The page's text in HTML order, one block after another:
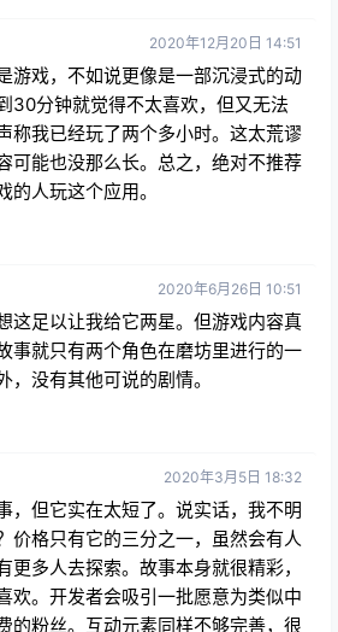
2020年12月20日 14:51
游戏，不如说更像是一部沉浸式的动
30分钟就觉得不太喜欢，但又无法
称我已经玩了两个多小时。这太荒谬
可能也没那么长。总之，绝对不推荐
的人玩这个应用。
2020年6月26日 10:51
这足以让我给它两星。但游戏内容真
事就只有两个角色在磨坊里进行的一
，没有其他可说的剧情。
2020年3月5日 18:32
，但它实在太短了。说实话，我不明
价格只有它的三分之一，虽然会有人
更多人去探索。故事本身就很精彩，
欢。开发者会吸引一批愿意为类似中
的粉丝。互动元素同样不够完善，很